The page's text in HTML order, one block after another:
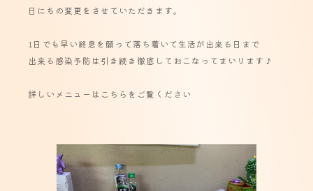
日にちの変更をさせていただきます。
1日でも早い終息を願って落ち着いて生活が出来る日まで
出来る感染予防は引き続き徹底しておこなってまいります♪
詳しいメニューはこちらをご覧ください